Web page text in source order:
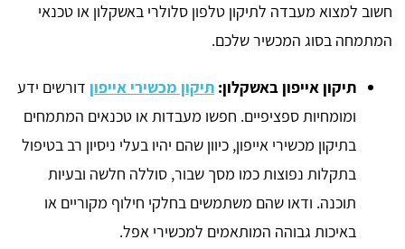
חשוב למצוא מעבדה לתיקון טלפון סלולרי באשקלון או טכנאי
המתמחה בסוג המכשיר שלכם.
תיקון אייפון באשקלון: תיקון מכשירי אייפון דורשים ידע
ומומחיות ספציפיים. חפשו מעבדות או טכנאים המתמחים
בתיקון מכשירי אייפון, כיוון שהם יהיו בעלי ניסיון רב בטיפול
בתקלות נפוצות כמו מסך שבור, סוללה חלשה ובעיות
תוכנה. ודאו שהם משתמשים בחלקי חילוף מקוריים או
באיכות גבוהה המותאמים למכשירי אפל.